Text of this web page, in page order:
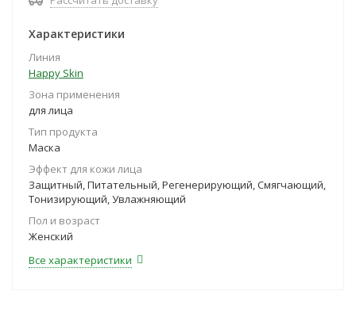
Характеристики
Линия
Happy Skin
Зона применения
для лица
Тип продукта
Маска
Эффект для кожи лица
Защитный, Питательный, Регенерирующий, Смягчающий,
Тонизирующий, Увлажняющий
Пол и возраст
Женский
Все характеристики